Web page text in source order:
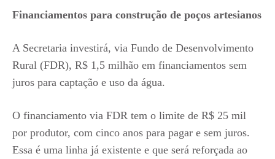
Financiamentos para construção de poços artesianos
A Secretaria investirá, via Fundo de Desenvolvimento
Rural (FDR), R$ 1,5 milhão em financiamentos sem
juros para captação e uso da água.
O financiamento via FDR tem o limite de R$ 25 mil
por produtor, com cinco anos para pagar e sem juros.
Essa é uma linha já existente e que será reforçada ao